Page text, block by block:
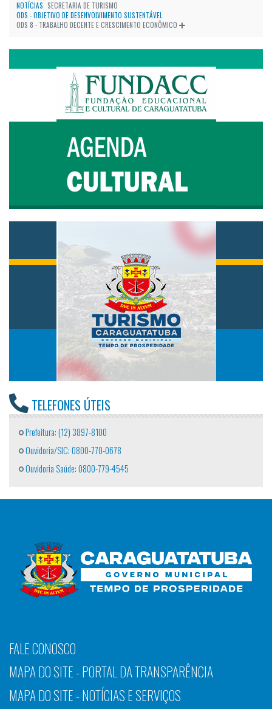
NOTÍCIAS SECRETARIA DE TURISMO
ODS - OBJETIVO DE DESENVOLVIMENTO SUSTENTÁVEL
ODS 8 - TRABALHO DECENTE E CRESCIMENTO ECONÔMICO
TELEFONES ÚTEIS
Prefeitura: (12) 3897-8100
Ouvidoria/SIC: 0800-770-0678
Ouvidoria Saúde: 0800-779-4545
FALE CONOSCO
MAPA DO SITE - PORTAL DA TRANSPARÊNCIA
MAPA DO SITE - NOTÍCIAS E SERVIÇOS